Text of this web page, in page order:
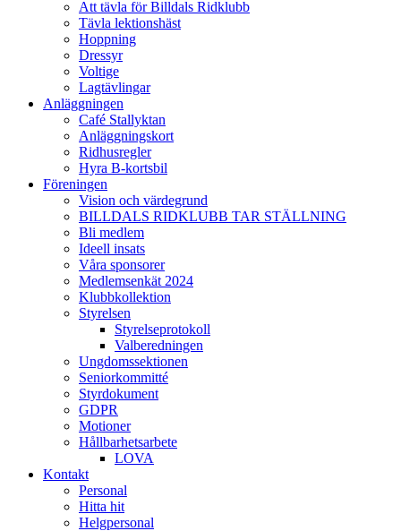
Att tävla för Billdals Ridklubb
Tävla lektionshäst
Hoppning
Dressyr
Voltige
Lagtävlingar
Anläggningen
Café Stallyktan
Anläggningskort
Ridhusregler
Hyra B-kortsbil
Föreningen
Vision och värdegrund
BILLDALS RIDKLUBB TAR STÄLLNING
Bli medlem
Ideell insats
Våra sponsorer
Medlemsenkät 2024
Klubbkollektion
Styrelsen
Styrelseprotokoll
Valberedningen
Ungdomssektionen
Seniorkommitté
Styrdokument
GDPR
Motioner
Hållbarhetsarbete
LOVA
Kontakt
Personal
Hitta hit
Helgpersonal